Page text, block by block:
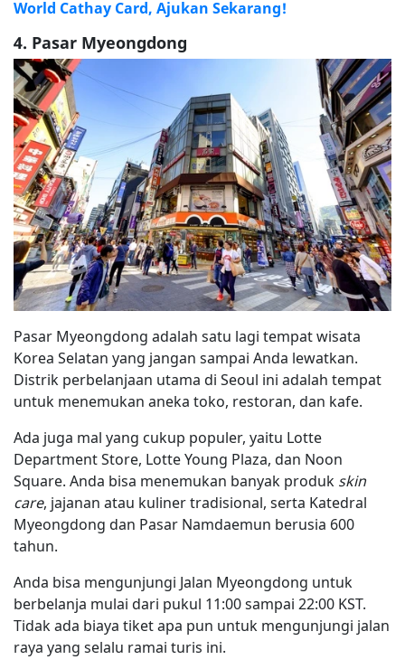
World Cathay Card, Ajukan Sekarang!
4. Pasar Myeongdong
Pasar Myeongdong adalah satu lagi tempat wisata
Korea Selatan yang jangan sampai Anda lewatkan.
Distrik perbelanjaan utama di Seoul ini adalah tempat
untuk menemukan aneka toko, restoran, dan kafe.
Ada juga mal yang cukup populer, yaitu Lotte
Department Store, Lotte Young Plaza, dan Noon
Square. Anda bisa menemukan banyak produk skin
care, jajanan atau kuliner tradisional, serta Katedral
Myeongdong dan Pasar Namdaemun berusia 600
tahun.
Anda bisa mengunjungi Jalan Myeongdong untuk
berbelanja mulai dari pukul 11:00 sampai 22:00 KST.
Tidak ada biaya tiket apa pun untuk mengunjungi jalan
raya yang selalu ramai turis ini.